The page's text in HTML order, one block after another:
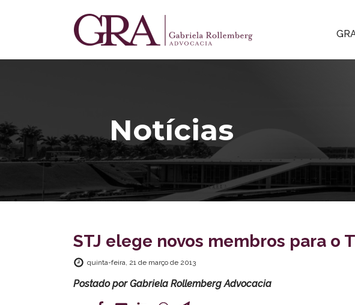
Notícias
STJ elege novos membros para o
quinta-feira, 21 de março de 2013
Postado porGabriela Rollemberg Advocacia